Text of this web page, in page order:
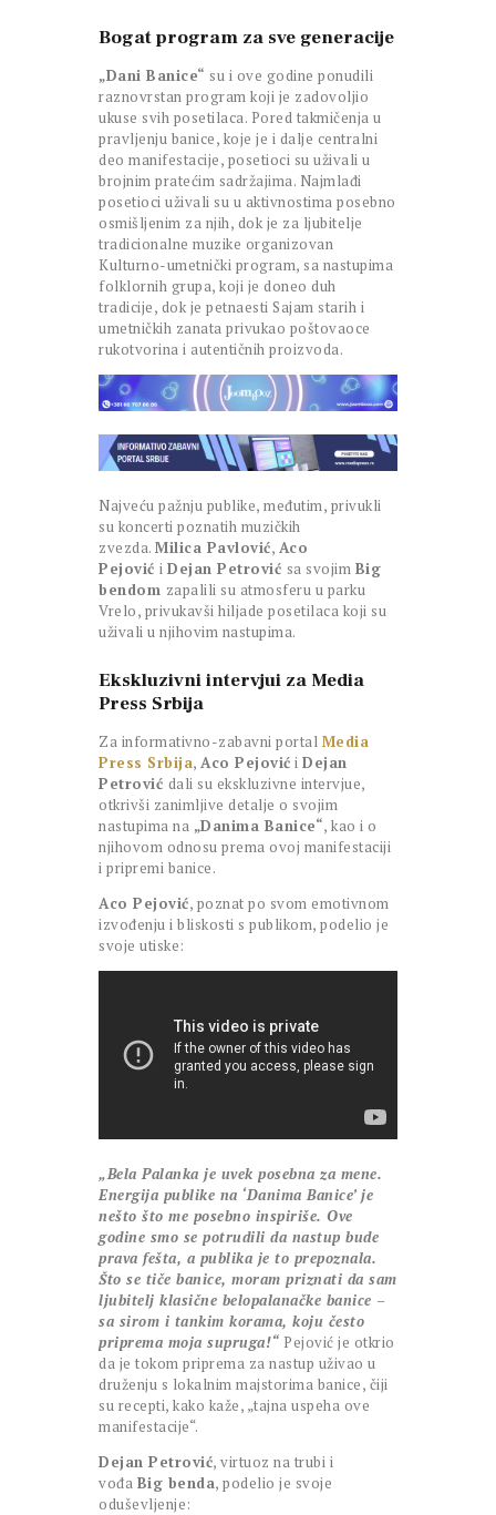
Bogat program za sve generacije
„Dani Banice“ su i ove godine ponudili
raznovrstan program koji je zadovoljio
ukuse svih posetilaca. Pored takmičenja u
pravljenju banice, koje je i dalje centralni
deo manifestacije, posetioci su uživali u
brojnim pratećim sadržajima. Najmlađi
posetioci uživali su u aktivnostima posebno
osmišljenim za njih, dok je za ljubitelje
tradicionalne muzike organizovan
Kulturno-umetnički program, sa nastupima
folklornih grupa, koji je doneo duh
tradicije, dok je petnaesti Sajam starih i
umetničkih zanata privukao poštovaoce
rukotvorina i autentičnih proizvoda.
Najveću pažnju publike, međutim, privukli
su koncerti poznatih muzičkih
zvezda. Milica Pavlović, Aco
Pejović i Dejan Petrović sa svojim Big
bendom zapalili su atmosferu u parku
Vrelo, privukavši hiljade posetilaca koji su
uživali u njihovim nastupima.
Ekskluzivni intervjui za Media
Press Srbija
Za informativno-zabavni portal Media
Press Srbija, Aco Pejović i Dejan
Petrović dali su ekskluzivne intervjue,
otkrivši zanimljive detalje o svojim
nastupima na „Danima Banice“, kao i o
njihovom odnosu prema ovoj manifestaciji
i pripremi banice.
Aco Pejović, poznat po svom emotivnom
izvođenju i bliskosti s publikom, podelio je
svoje utiske:
„Bela Palanka je uvek posebna za mene.
Energija publike na ‘Danima Banice’ je
nešto što me posebno inspiriše. Ove
godine smo se potrudili da nastup bude
prava fešta, a publika je to prepoznala.
Što se tiče banice, moram priznati da sam
ljubitelj klasične belopalanačke banice –
sa sirom i tankim korama, koju često
priprema moja supruga!“ Pejović je otkrio
da je tokom priprema za nastup uživao u
druženju s lokalnim majstorima banice, čiji
su recepti, kako kaže, „tajna uspeha ove
manifestacije“.
Dejan Petrović, virtuoz na trubi i
vođa Big benda, podelio je svoje
oduševljenje: